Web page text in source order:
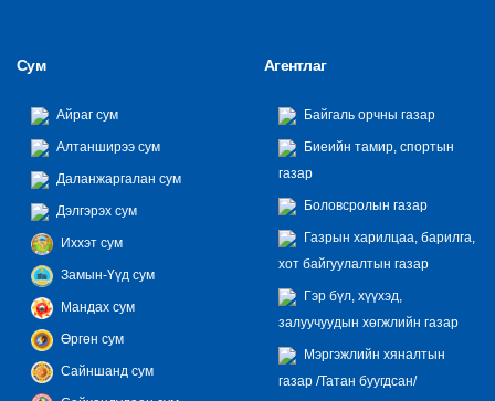
Сум
Айраг сум
Алтанширээ сум
Даланжаргалан сум
Дэлгэрэх сум
Иххэт сум
Замын-Үүд сум
Мандах сум
Өргөн сум
Сайншанд сум
Агентлаг
Байгаль орчны газар
Биеийн тамир, спортын
газар
Боловсролын газар
Газрын харилцаа, барилга,
хот байгуулалтын газар
Гэр бүл, хүүхэд,
залуучуудын хөгжлийн газар
Мэргэжлийн хяналтын
газар /Татан буугдсан/